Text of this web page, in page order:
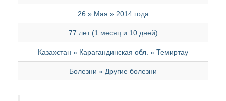
26 » Мая » 2014 года
77 лет (1 месяц и 10 дней)
Казахстан » Карагандинская обл. » Темиртау
Болезни » Другие болезни